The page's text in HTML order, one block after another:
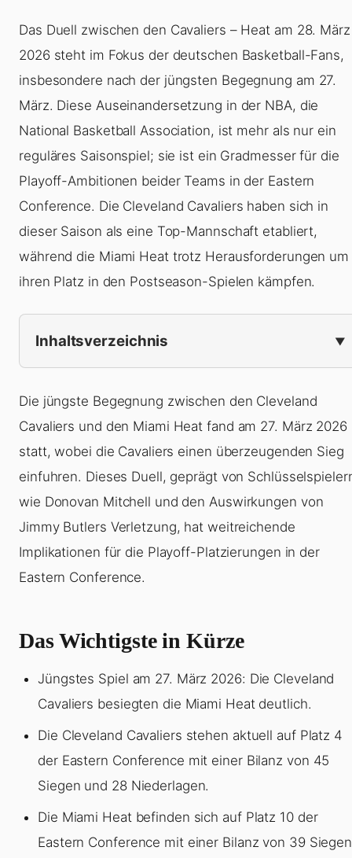
Das Duell zwischen den Cavaliers – Heat am 28. März
2026 steht im Fokus der deutschen Basketball-Fans,
insbesondere nach der jüngsten Begegnung am 27.
März. Diese Auseinandersetzung in der NBA, die
National Basketball Association, ist mehr als nur ein
reguläres Saisonspiel; sie ist ein Gradmesser für die
Playoff-Ambitionen beider Teams in der Eastern
Conference. Die Cleveland Cavaliers haben sich in
dieser Saison als eine Top-Mannschaft etabliert,
während die Miami Heat trotz Herausforderungen um
ihren Platz in den Postseason-Spielen kämpfen.
Inhaltsverzeichnis
Die jüngste Begegnung zwischen den Cleveland
Cavaliers und den Miami Heat fand am 27. März 2026
statt, wobei die Cavaliers einen überzeugenden Sieg
einfuhren. Dieses Duell, geprägt von
wie Donovan Mitchell und den Auswirkungen von
Jimmy Butlers Verletzung, hat weitreichende
Implikationen für die Playoff-Platzierungen in der
Eastern Conference.
Das Wichtigste in Kürze
Jüngstes Spiel am 27. März 2026: Die Cleveland
Cavaliers besiegten die Miami Heat deutlich.
Die Cleveland Cavaliers stehen aktuell auf Platz 4
der Eastern Conference mit einer Bilanz von 45
Siegen und 28 Niederlagen.
Die Miami Heat befinden sich auf Platz 10 der
Eastern Conference mit einer Bilanz von 39 Siegen